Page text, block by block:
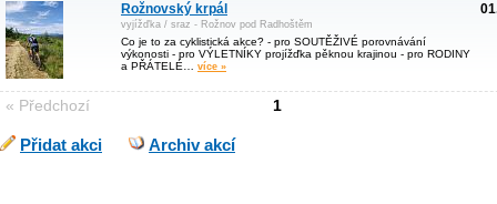
Rožnovský krpál
vyjížďka / sraz - Rožnov pod Radhoštěm
Co je to za cyklistická akce? - pro SOUTĚŽIVÉ porovnávání
výkonosti - pro VÝLETNÍKY projížďka pěknou krajinou - pro RODINY
a PŘÁTELÉ… více »
« Předchozí 1
Přidat akci Archiv akcí